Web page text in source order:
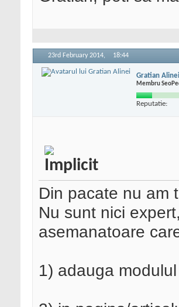
23rd February 2014, 18:44
Gratian Alinei
Membru
Reputatie:
Din pacate nu am
Nu sunt nici
asemanatoare
1) adauga modulul